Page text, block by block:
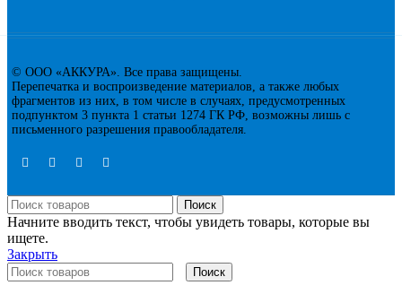
© ООО «АККУРА». Все права защищены.
Перепечатка и воспроизведение материалов, а также любых
фрагментов из них, в том числе в случаях, предусмотренных
подпунктом 3 пункта 1 статьи 1274 ГК РФ, возможны лишь с
письменного разрешения правообладателя.
Поиск
Начните вводить текст, чтобы увидеть товары, которые вы
ищете.
Закрыть
Поиск